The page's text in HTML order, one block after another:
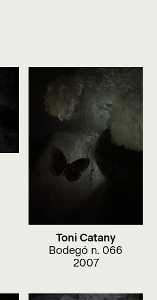
Toni Catany
Bodegó n. 066
2007